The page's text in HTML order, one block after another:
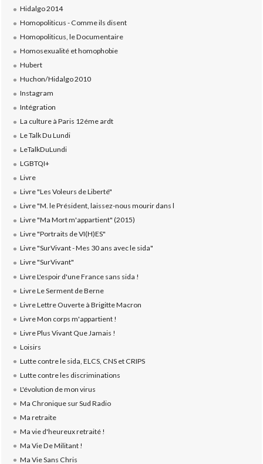
Hidalgo 2014
Homopoliticus - Comme ils disent
Homopoliticus, le Documentaire
Homosexualité et homophobie
Hubert
Huchon/Hidalgo 2010
Instagram
Intégration
La culture à Paris 12éme ardt
Le Talk Du Lundi
LeTalkDuLundi
LGBTQI+
Livre
Livre "Les Voleurs de Liberté"
Livre "M. le Président, laissez-nous mourir dans l
Livre "Ma Mort m'appartient" (2015)
Livre "Portraits de VI(H)ES"
Livre "SurVivant - Mes 30 ans avec le sida"
Livre "SurVivant"
Livre L'espoir d'une France sans sida !
Livre Le Serment de Berne
Livre Lettre Ouverte à Brigitte Macron
Livre Mon corps m'appartient !
Livre Plus Vivant Que Jamais !
Loisirs
Lutte contre le sida, ELCS, CNS et CRIPS
Lutte contre les discriminations
L'évolution de mon virus
Ma Chronique sur Sud Radio
Ma retraite
Ma vie d'heureux retraité !
Ma Vie De Militant !
Ma Vie Sans Chris